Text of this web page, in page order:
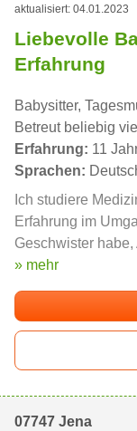
aktualisiert: 04.01.2023
Liebevolle
Erfahrung
Babysitter,
Betreut beliebig
Erfahrung: 11
Sprachen:
Ich studiere
Erfahrung im
Geschwister
» mehr
07747 Jena